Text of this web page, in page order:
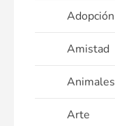
Adopción
Amistad
Animales
Arte